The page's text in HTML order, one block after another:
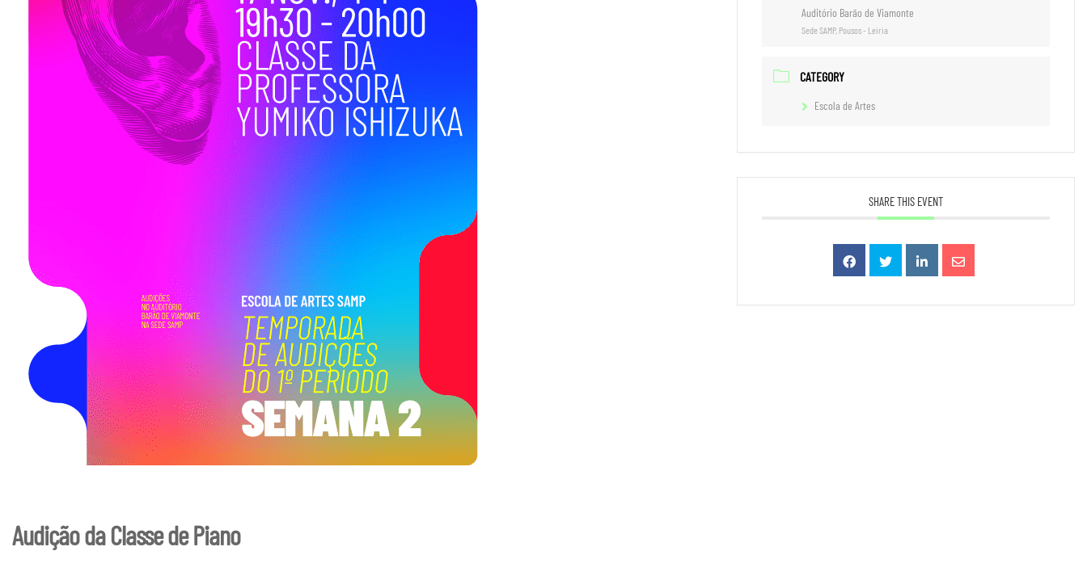
Audição da Classe de Piano
Auditório Barão de Viamonte
Sede SAMP, Pousos - Leiria
CATEGORY
Escola de Artes
SHARE THIS EVENT